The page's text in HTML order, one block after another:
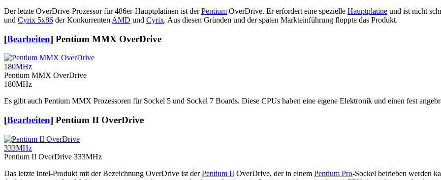
Der letzte OverDrive-Prozessor für 486er-Hauptplatinen ist derPentium OverDrive. Er erfordert eine spezielle Hauptplatine und ist nicht
und Cyrix 5x86 der Konkurrenten AMD und Cyrix. Aus diesen Gründen und der späten Markteinführung floppte das Produkt.
[Bearbeiten] Pentium MMX OverDrive
Pentium MMX OverDrive
180MHz
Es gibt auch Pentium MMX Prozessoren für Sockel 5 und Sockel 7 Boards. Diese CPUs haben eine eigene Elektronik und einen fest
[Bearbeiten] Pentium II OverDrive
Pentium II OverDrive 333MHz
Das letzte Intel-Produkt mit der Bezeichnung OverDrive ist derPentium II OverDrive, der in einem Pentium Pro-Sockel betrieben werden